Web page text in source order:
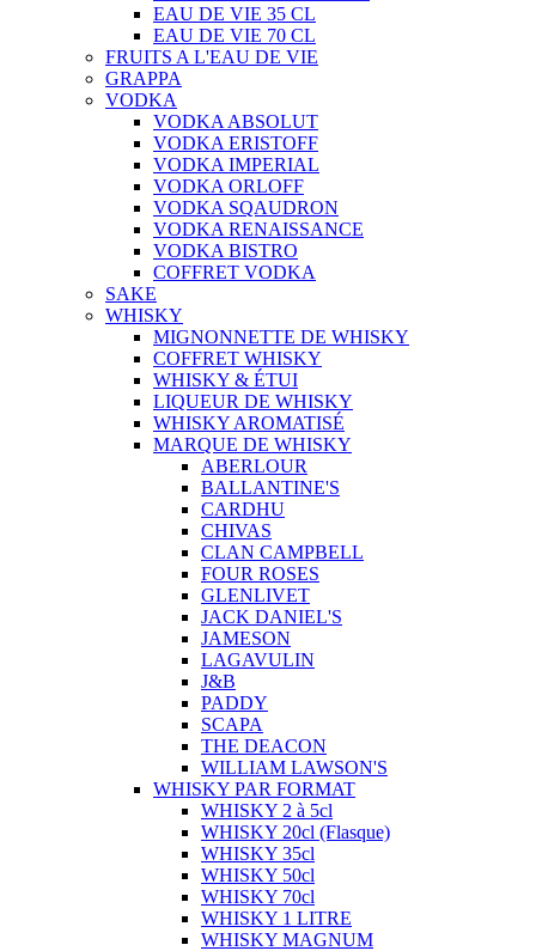
EAU DE VIE 35 CL
EAU DE VIE 70 CL
FRUITS A L'EAU DE VIE
GRAPPA
VODKA
VODKA ABSOLUT
VODKA ERISTOFF
VODKA IMPERIAL
VODKA ORLOFF
VODKA SQAUDRON
VODKA RENAISSANCE
VODKA BISTRO
COFFRET VODKA
SAKE
WHISKY
MIGNONNETTE DE WHISKY
COFFRET WHISKY
WHISKY & ÉTUI
LIQUEUR DE WHISKY
WHISKY AROMATISÉ
MARQUE DE WHISKY
ABERLOUR
BALLANTINE'S
CARDHU
CHIVAS
CLAN CAMPBELL
FOUR ROSES
GLENLIVET
JACK DANIEL'S
JAMESON
LAGAVULIN
J&B
PADDY
SCAPA
THE DEACON
WILLIAM LAWSON'S
WHISKY PAR FORMAT
WHISKY 2 à 5cl
WHISKY 20cl (Flasque)
WHISKY 35cl
WHISKY 50cl
WHISKY 70cl
WHISKY 1 LITRE
WHISKY MAGNUM